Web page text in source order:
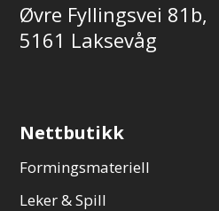
Øvre Fyllingsvei 81b,
5161 Laksevåg
Nettbutikk
Formingsmateriell
Leker & Spill